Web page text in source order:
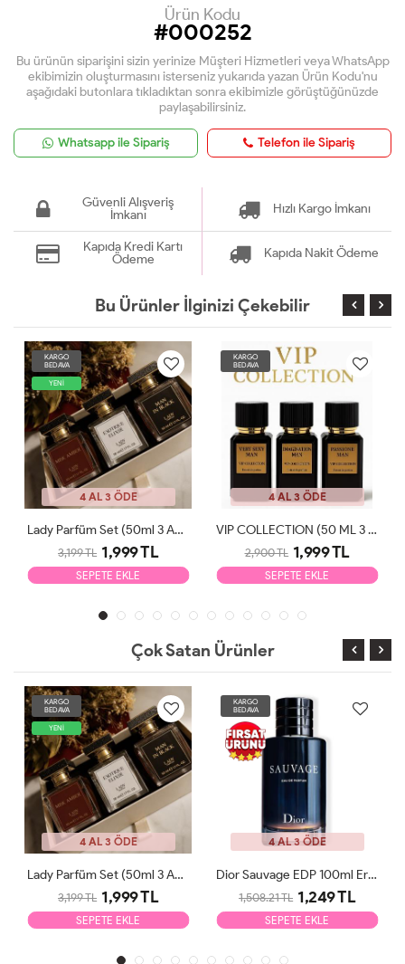
Ürün Kodu
#000252
Bu ürünün siparişini sizin yerinize Müşteri Hizmetleri veya WhatsApp
ekibimizin oluşturmasını isterseniz yukarıda yazan Ürün Kodu'nu
aşağıdaki butonlara tıkladıktan sonra ekibimizle görüştüğünüzde
paylaşabilirsiniz.
Whatsapp ile Sipariş Telefon ile Sipariş
Güvenli Alışveriş
İmkanı
Hızlı Kargo İmkanı
Kapıda Kredi Kartı
Ödeme
Kapıda Nakit Ödeme
Bu Ürünler İlginizi Çekebilir
KARGO
BEDAVA
YENİ
4 AL 3 ÖDE
Lady Parfüm Set (50ml 3 Adet)
3,199 TL 1,999 TL
SEPETE EKLE
KARGO
BEDAVA
4 AL 3 ÖDE
VIP COLLECTION (50 ML 3 ADET)
2,900 TL 1,999 TL
SEPETE EKLE
Çok Satan Ürünler
KARGO
BEDAVA
YENİ
4 AL 3 ÖDE
Lady Parfüm Set (50ml 3 Adet)
3,199 TL 1,999 TL
SEPETE EKLE
KARGO
BEDAVA
4 AL 3 ÖDE
Dior Sauvage EDP 100ml Erkek Parfüm Tester
1,508.21 TL 1,249 TL
SEPETE EKLE